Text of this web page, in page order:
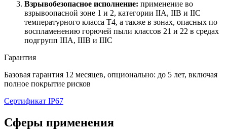
Взрывобезопасное исполнение: применение во
взрывоопасной зоне 1 и 2, категории IIA, IIB и IIC
температурного класса Т4, а также в зонах, опасных по
воспламенению горючей пыли классов 21 и 22 в средах
подгрупп IIIA, IIIB и IIIC
Гарантия
Базовая гарантия 12 месяцев, опционально: до 5 лет, включая
полное покрытие рисков
Сертификат IP67
Сферы применения